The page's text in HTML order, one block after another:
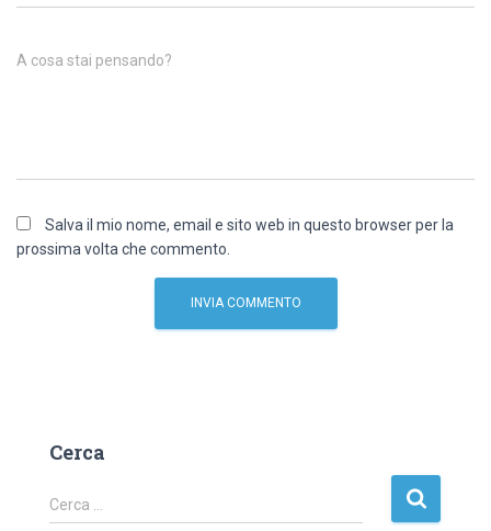
A cosa stai pensando?
Salva il mio nome, email e sito web in questo browser per la
prossima volta che commento.
Cerca
R
i
Cerca …